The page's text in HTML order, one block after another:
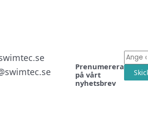
Prenumerera
på vårt
nyhetsbrev
E-
post